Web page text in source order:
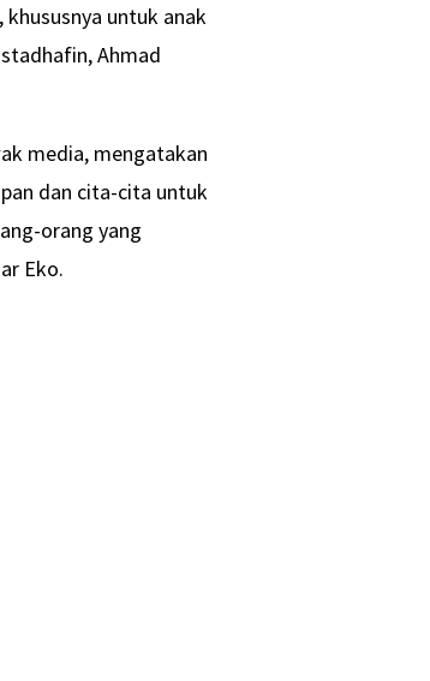
untuk anak
Ahmad
media, mengatakan
dan cita-cita untuk
orang yang
Eko.